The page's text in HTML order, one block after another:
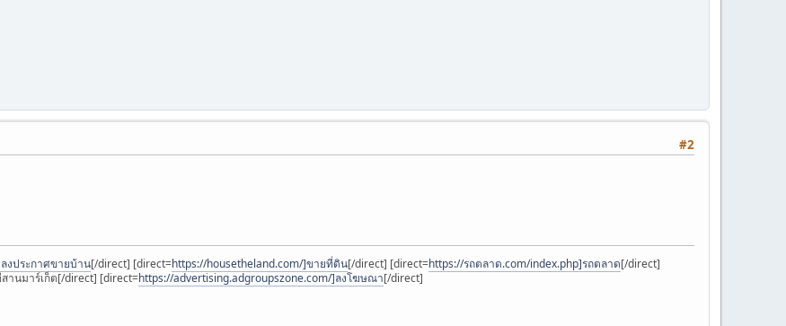
#2
งประกาศขายบ้าน[/direct] [direct=https://housetheland.com/]ขายที่ดิน[/direct] [direct=https://รถตลาด.com/index.php]รถตลาด[/direct]
านมาร์เก็ต[/direct] [direct=https://advertising.adgroupszone.com/]ลงโฆษณา[/direct]